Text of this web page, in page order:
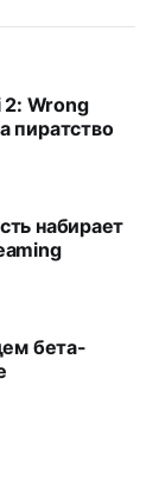
2: Wrong
пиратство
набирает
бета-